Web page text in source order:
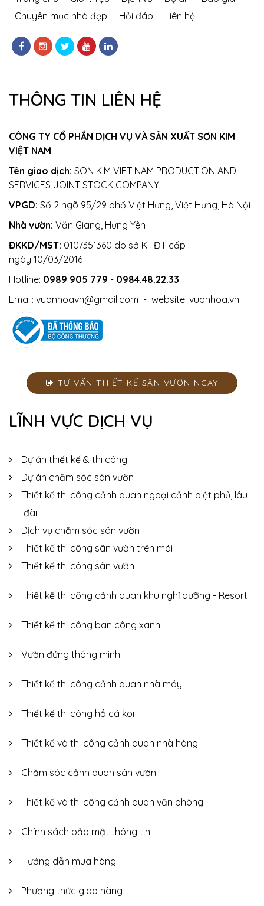
Chuyên mục nhà đẹp
Hỏi đáp Liên hệ
THÔNG TIN LIÊN HỆ
CÔNG TY CỔ PHẦN DỊCH VỤ VÀ SẢN XUẤT SƠN KIM
VIỆT NAM
Tên giao dịch: SON KIM VIET NAM PRODUCTION AND
SERVICES JOINT STOCK COMPANY
VPGD: Số 2 ngõ 95/29 phố Việt Hưng, Việt Hưng, Hà Nội
Nhà vườn: Văn Giang, Hưng Yên
ĐKKD/MST: 0107351360 do sở KHĐT cấp
ngày 10/03/2016
Hotline: 0989 905 779 - 0984.48.22.33
Email: vuonhoavn@gmail.com - website: vuonhoa.vn
TƯ VẤN THIẾT KẾ SÂN VƯỜN NGAY
LĨNH VỰC DỊCH VỤ
Dự án thiết kế & thi công
Dự án chăm sóc sân vườn
Thiết kế thi công cảnh quan ngoại cảnh biệt phủ, lâu
đài
Dịch vụ chăm sóc sân vườn
Thiết kế thi công sân vườn trên mái
Thiết kế thi công sân vườn
Thiết kế thi công cảnh quan khu nghỉ dưỡng - Resort
Thiết kế thi công ban công xanh
Vườn đứng thông minh
Thiết kế thi công cảnh quan nhà máy
Thiết kế thi công hồ cá koi
Thiết kế và thi công cảnh quan nhà hàng
Chăm sóc cảnh quan sân vườn
Thiết kế và thi công cảnh quan văn phòng
Chính sách bảo mật thông tin
Hướng dẫn mua hàng
Phương thức giao hàng